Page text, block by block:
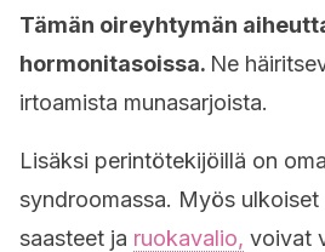
Tämän oireyhtymän
hormonitasoissa. Ne
irtoamista munasarjoista.
Lisäksi perintötekijöillä on
syndroomassa. Myös
saasteet ja ruokavalio, voivat